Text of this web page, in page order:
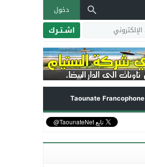
دخول
اشـتـرك
Taounate Francophone